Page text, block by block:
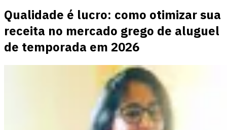
Qualidade é lucro: como otimizar sua
receita no mercado grego de aluguel
de temporada em 2026